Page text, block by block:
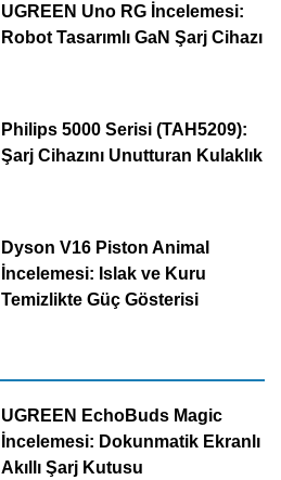
UGREEN Uno RG İncelemesi:
Robot Tasarımlı GaN Şarj Cihazı
Philips 5000 Serisi (TAH5209):
Şarj Cihazını Unutturan Kulaklık
Dyson V16 Piston Animal
İncelemesi: Islak ve Kuru
Temizlikte Güç Gösterisi
UGREEN EchoBuds Magic
İncelemesi: Dokunmatik Ekranlı
Akıllı Şarj Kutusu